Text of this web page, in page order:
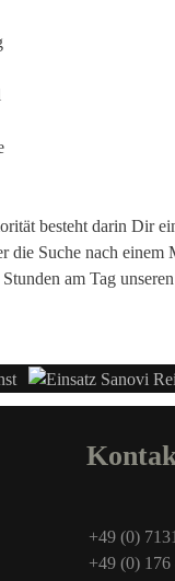
besteht darin Dir
die Suche nach
am Tag
+49 (0)
+49 (0)